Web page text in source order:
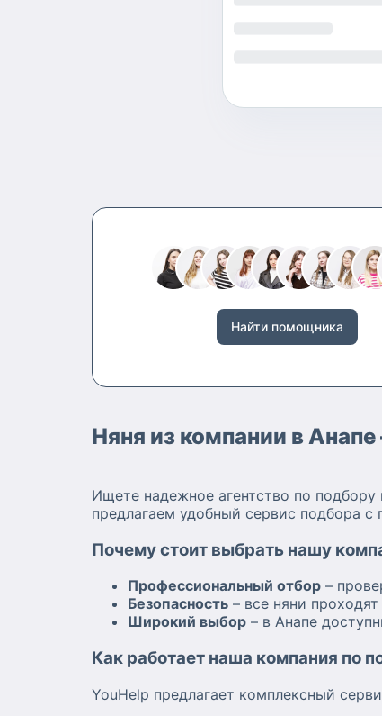
Найти помощника
Няня из компании в
Ищете надежное агентство по
предлагаем удобный сервис подбора с
Почему стоит выбрать нашу
Профессиональный отбор –
Безопасность – все няни
Широкий выбор – в Анапе
Как работает наша компания по
YouHelp предлагает комплексный